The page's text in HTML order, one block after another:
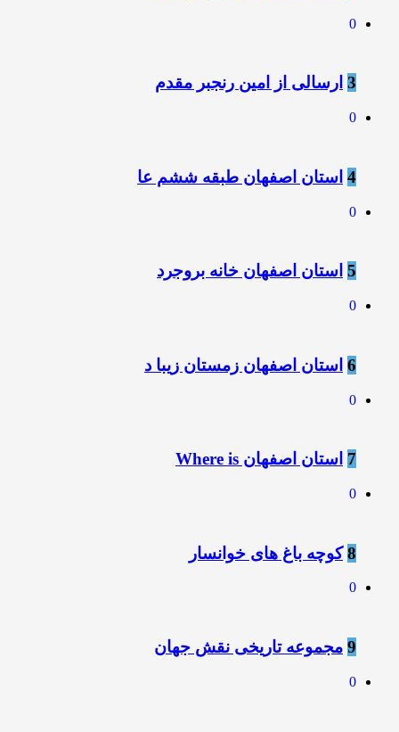
0
3 ارسالی از امین رنجبر مقدم
0
4 استان اصفهان طبقه ششم عا
0
5 استان اصفهان خانه بروجرد
0
6 استان اصفهان زمستان زیبا د
0
7 استان اصفهان Where is
0
8 کوچه باغ های خوانسار
0
9 مجموعه تاریخی نقش جهان
0